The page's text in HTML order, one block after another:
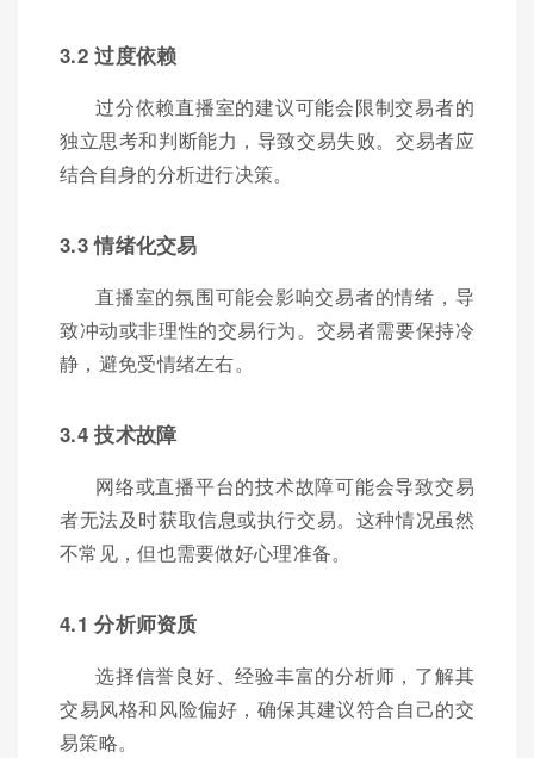
3.2 过度依赖
过分依赖直播室的建议可能会限制交易者的
独立思考和判断能力，导致交易失败。交易者应
结合自身的分析进行决策。
3.3 情绪化交易
直播室的氛围可能会影响交易者的情绪，导
致冲动或非理性的交易行为。交易者需要保持冷
静，避免受情绪左右。
3.4 技术故障
网络或直播平台的技术故障可能会导致交易
者无法及时获取信息或执行交易。这种情况虽然
不常见，但也需要做好心理准备。
4.1 分析师资质
选择信誉良好、经验丰富的分析师，了解其
交易风格和风险偏好，确保其建议符合自己的交
易策略。